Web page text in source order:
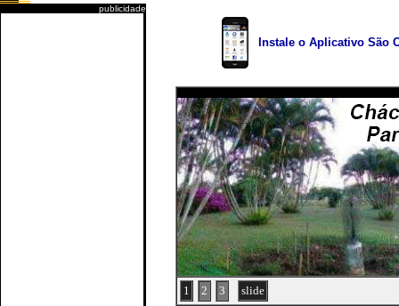
publicidade
Instale o Aplicativo São
1 2 3 slide